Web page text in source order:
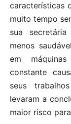
características
muito tempo
sua
menos
em
constante
seus
levaram a
maior risco